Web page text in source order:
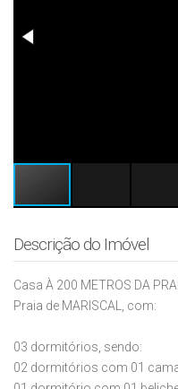
Descrição do Imóvel
Casa À 200 METROS DA
Praia de MARISCAL, com:
03 dormitórios, sendo:
02 dormitórios com 01